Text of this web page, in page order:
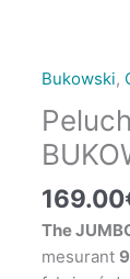
Bukowski,
169.00
The
mesurant
quantité
de
Peluche
Lapin
JUMBO
Cookie
Pearl
Blue